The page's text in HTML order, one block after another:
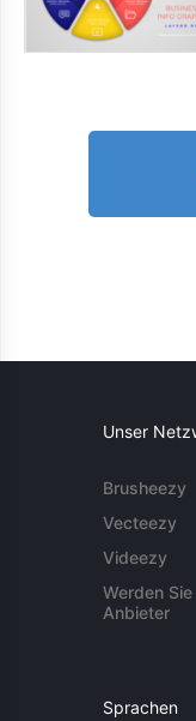
Unser
Brusheezy
Vecteezy
Videezy
Werden Sie
Anbieter
Sprachen